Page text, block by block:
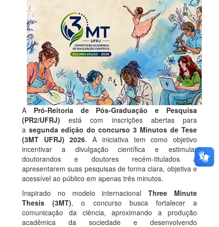
A Pró-Reitoria de Pós-Graduação e Pesquisa
(PR2/UFRJ) está com inscrições abertas para
a segunda edição do concurso 3 Minutos de Tese
(3MT UFRJ) 2026. A iniciativa tem como objetivo
incentivar a divulgação científica e estimular
doutorandos e doutores recém-titulados a
apresentarem suas pesquisas de forma clara, objetiva e
acessível ao público em apenas três minutos.
Inspirado no modelo internacionalThree Minute
Thesis (3MT), o concurso busca fortalecer a
comunicação da ciência, aproximando a produção
acadêmica da sociedade e desenvolvendo